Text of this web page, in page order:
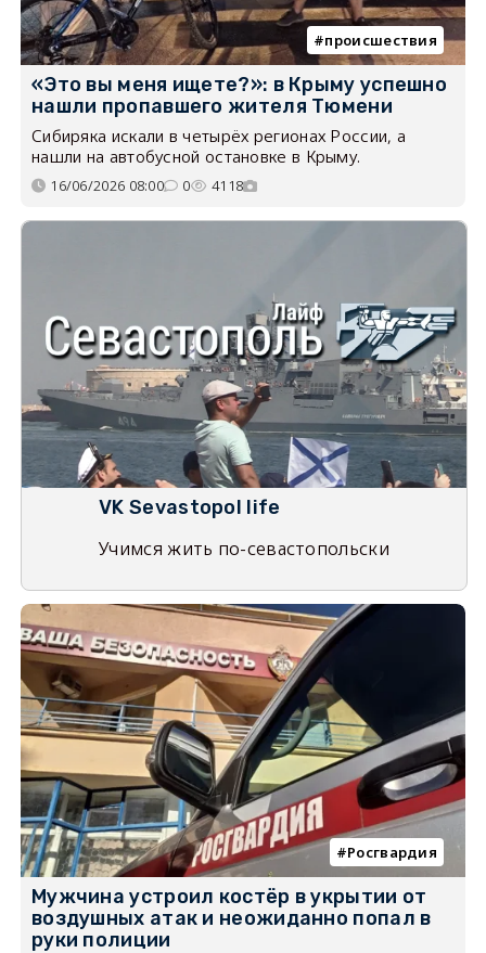
происшествия
«Это вы меня ищете?»: в Крыму успешно
нашли пропавшего жителя Тюмени
Сибиряка искали в четырёх регионах России, а
нашли на автобусной остановке в Крыму.
16/06/2026 08:00 0 4118
VK Sevastopol life
Учимся жить по-севастопольски
Росгвардия
Мужчина устроил костёр в укрытии от
воздушных атак и неожиданно попал в
руки полиции